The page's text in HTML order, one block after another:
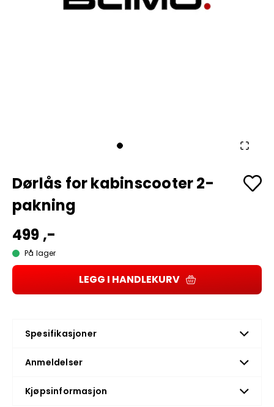
Dørlås for kabinscooter 2-
pakning
499 ,-
På lager
LEGG I HANDLEKURV
Spesifikasjoner
Anmeldelser
Kjøpsinformasjon